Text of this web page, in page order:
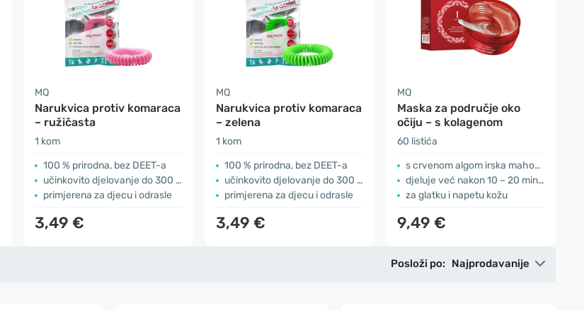
MQ
Narukvica protiv komaraca
– ružičasta
1 kom
100 % prirodna, bez DEET-a
učinkovito djelovanje do 300 sati
primjerena za djecu i odrasle
3,49 €
MQ
Narukvica protiv komaraca
– zelena
1 kom
100 % prirodna, bez DEET-a
učinkovito djelovanje do 300 sati
primjerena za djecu i odrasle
3,49 €
MQ
Maska za područje oko
očiju – s kolagenom
60 listića
s crvenom algom irska mahovina
djeluje već nakon 10 – 20 minuta
za glatku i napetu kožu
9,49 €
Posloži po: Najprodavanije